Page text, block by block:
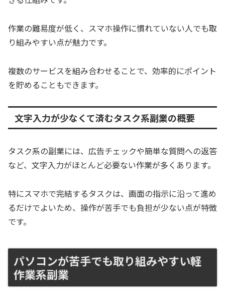
作業の難易度が低く、スマホ操作に慣れていない人でも取
り組みやすい点が魅力です。
複数のサービスを組み合わせることで、効率的にポイント
を貯めることもできます。
文字入力が少なくて済むタスク系副業の概要
タスク系の副業には、広告チェックや簡単な質問への返答
など、文字入力がほとんど必要ない作業が多くあります。
特にスマホで完結するタスクは、画面の指示に沿って進め
るだけでよいため、操作が苦手でも負担が少ない点が特徴
です。
パソコンが苦手でも取り組みやすい軽
作業系副業